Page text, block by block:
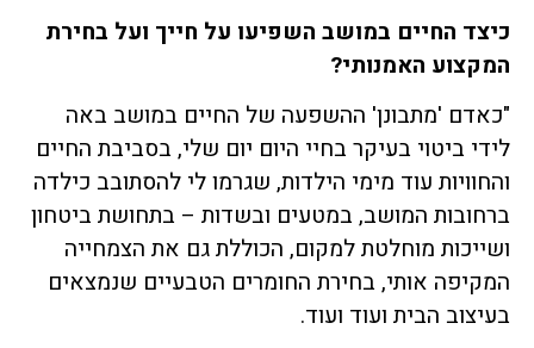
כיצד החיים במושב השפיעו על חייך ועל בחירת
המקצוע האמנותי?
"כאדם 'מתבונן' ההשפעה של החיים במושב באה
לידי ביטוי בעיקר בחיי היום יום שלי, בסביבת החיים
והחוויות עוד מימי הילדות, שגרמו לי להסתובב כילדה
ברחובות המושב, במטעים ובשדות – בתחושת ביטחון
ושייכות מוחלטת למקום, הכוללת גם את הצמחייה
המקיפה אותי, בחירת החומרים הטבעיים שנמצאים
בעיצוב הבית ועוד ועוד.